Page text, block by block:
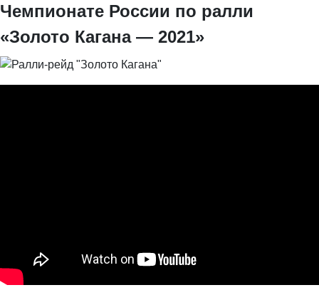
Чемпионате России по ралли
«Золото Кагана — 2021»